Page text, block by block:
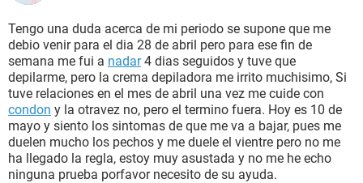
BIENESTAR
SEXUALIDAD
GLOSARIO
Tengo una duda acerca de mi periodo se supone que me
debio venir para el dia 28 de abril pero para ese fin de
semana me fui a nadar4 dias seguidos y tuve que
depilarme, pero la crema depiladora me irrito muchisimo, Si
tuve relaciones en el mes de abril una vez me cuide con
condon y la otravez no, pero el termino fuera. Hoy es 10 de
mayo y siento los sintomas de que me va a bajar, pues me
duelen mucho los pechos y me duele el vientre pero no me
ha llegado la regla, estoy muy asustada y no me he echo
ninguna prueba porfavor necesito de su ayuda.